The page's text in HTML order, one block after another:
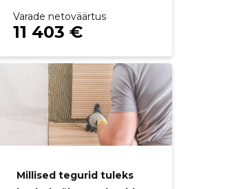
Varade netoväärtus
11 403 €
Millised tegurid tuleks